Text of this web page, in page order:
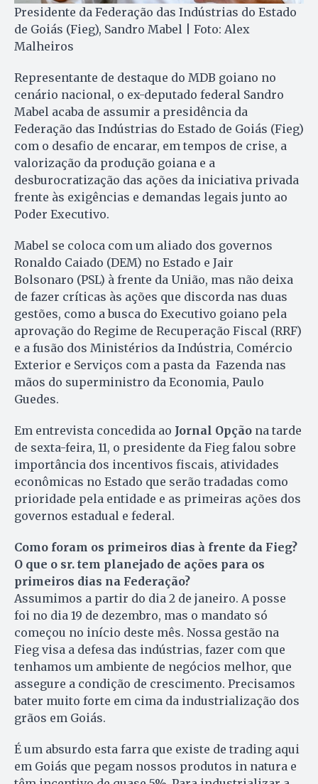
Presidente da Federação das Indústrias do Estado
de Goiás (Fieg), Sandro Mabel | Foto: Alex
Malheiros
Representante de destaque do MDB goiano no
cenário nacional, o ex-deputado federal Sandro
Mabel acaba de assumir a presidência da
Federação das Indústrias do Estado de Goiás (Fieg)
com o desafio de encarar, em tempos de crise, a
valorização da produção goiana e a
desburocratização das ações da iniciativa privada
frente às exigências e demandas legais junto ao
Poder Executivo.
Mabel se coloca com um aliado dos governos
Ronaldo Caiado (DEM) no Estado e Jair
Bolsonaro (PSL) à frente da União, mas não deixa
de fazer críticas às ações que discorda nas duas
gestões, como a busca do Executivo goiano pela
aprovação do Regime de Recuperação Fiscal (RRF)
e a fusão dos Ministérios da Indústria, Comércio
Exterior e Serviços com a pasta da Fazenda nas
mãos do superministro da Economia, Paulo
Guedes.
Em entrevista concedida ao Jornal Opção na tarde
de sexta-feira, 11, o presidente da Fieg falou sobre
importância dos incentivos fiscais, atividades
econômicas no Estado que serão tradadas como
prioridade pela entidade e as primeiras ações dos
governos estadual e federal.
Como foram os primeiros dias à frente da Fieg?
O que o sr. tem planejado de ações para os
primeiros dias na Federação?
Assumimos a partir do dia 2 de janeiro. A posse
foi no dia 19 de dezembro, mas o mandato só
começou no início deste mês. Nossa gestão na
Fieg visa a defesa das indústrias, fazer com que
tenhamos um ambiente de negócios melhor, que
assegure a condição de crescimento. Precisamos
bater muito forte em cima da industrialização dos
grãos em Goiás.
É um absurdo esta farra que existe de trading aqui
em Goiás que pegam nossos produtos in natura e